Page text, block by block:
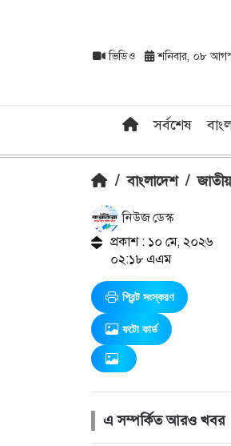
ভিডিও শনিবার, ০৮
সর্বশেষ
/ বাংলাদেশ / জাতীয়
নিউজ ডেস্ক
প্রকাশ : ১০ মে, ২০২৬
০২:১৮ এএম
প্রিন্ট সংস্করণ
ফটো কার্ড
এ সম্পর্কিত আরও খবর